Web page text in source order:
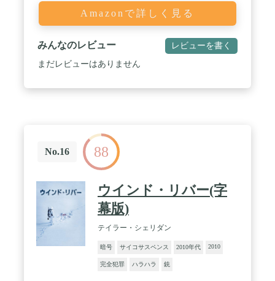
Amazonで詳しく見る
みんなのレビュー レビューを書く
まだレビューはありません
No.16 88
ウインド・リバー(字
幕版)
テイラー・シェリダン
暗号 サイコサスペンス 2010年代 2010
完全犯罪 ハラハラ 銃